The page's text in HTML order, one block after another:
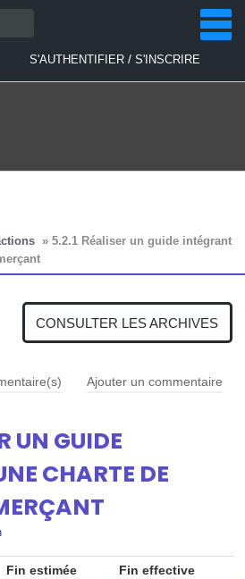
S'AUTHENTIFIER/ S'INSCRIRE
ACTUALITÉS
D'ACTIONS
DOSSIERS
» 5.2.1 Réaliser un guide intégrant
CONSULTER LES ARCHIVES
Ajouter un commentaire
UN GUIDE
CHARTE DE
Fin estimée
Fin effective